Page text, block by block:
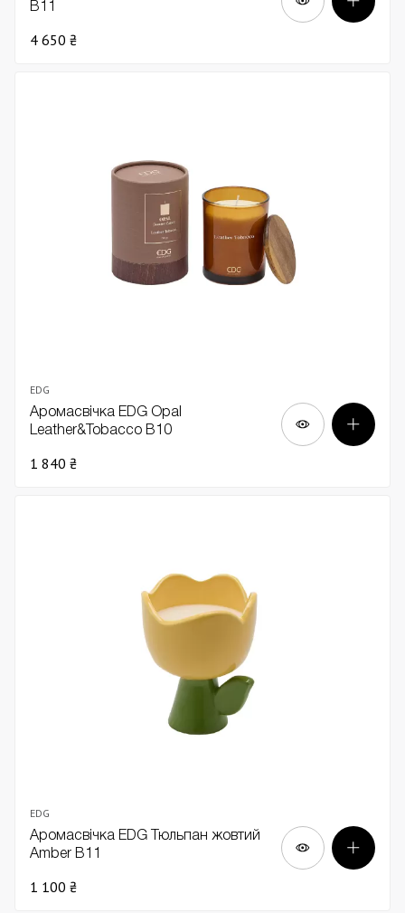
В11
4 650 ₴
EDG
Аромасвічка EDG Opal
Leather&Tobacco В10
1 840 ₴
EDG
Аромасвічка EDG Тюльпан жовтий
Amber В11
1 100 ₴